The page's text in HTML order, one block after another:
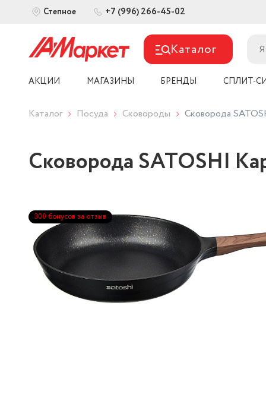
Степное +7 (996) 266-45-02
Каталог
АКЦИИ МАГАЗИНЫ БРЕНДЫ СПЛИТ-
Каталог Посуда Сковороды Сковорода
Сковорода SATOSHI
300 бонусов за отзыв